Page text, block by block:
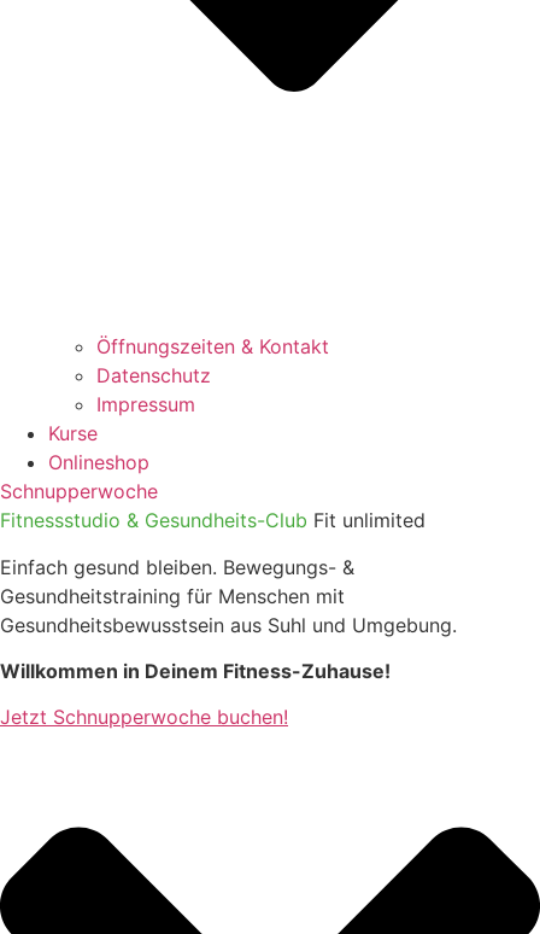
Öffnungszeiten & Kontakt
Datenschutz
Impressum
Kurse
Onlineshop
Schnupperwoche
Fitnessstudio & Gesundheits-Club Fit unlimited
Einfach gesund bleiben. Bewegungs- &
Gesundheitstraining für Menschen mit
Gesundheitsbewusstsein aus Suhl und Umgebung.
Willkommen in Deinem Fitness-Zuhause!
Jetzt Schnupperwoche buchen!